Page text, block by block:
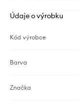
Údaje o výrobku
Kód výrobce
Barva
Značka